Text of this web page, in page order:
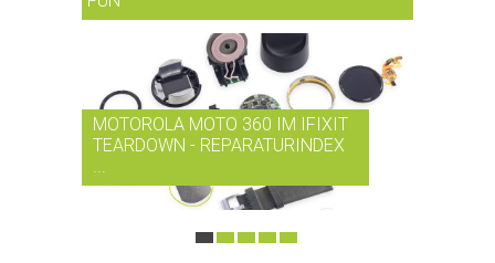
MOTOROLA MOTO 360 IM IFIXIT
TEARDOWN - REPARATURINDEX
...